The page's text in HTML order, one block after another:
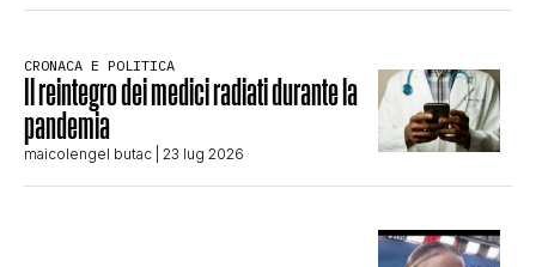
CRONACA E POLITICA
Il reintegro dei medici radiati durante la
pandemia
maicolengel butac | 23 lug 2026